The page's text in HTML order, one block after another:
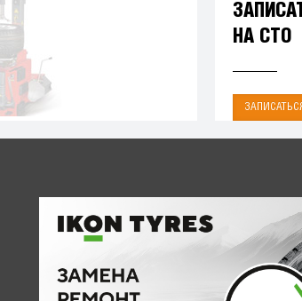
НА СТО